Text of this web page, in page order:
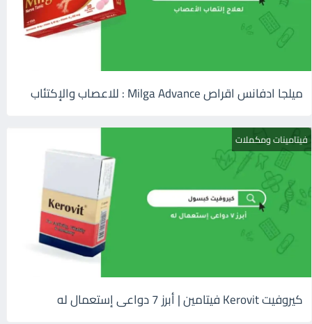
ميلجا ادفانس اقراص Milga Advance : للاعصاب والإكتئاب
فيتامينات ومكملات
كيروفيت Kerovit فيتامين | أبرز 7 دواعى إستعمال له